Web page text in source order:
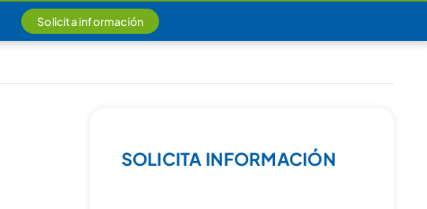
Solicita información
SOLICITA INFORMACIÓN